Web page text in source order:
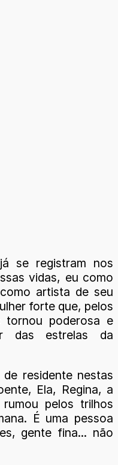
se registram nos
vidas, eu como
artista de seu
forte que, pelos
tornou poderosa e
das estrelas da
residente nestas
Ela, Regina, a
pelos trilhos
É uma pessoa
gente fina... não